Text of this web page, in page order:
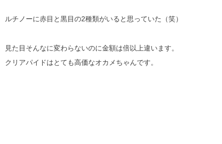
ルチノーに赤目と黒目の2種類がいると思っていた（笑）
見た目そんなに変わらないのに金額は倍以上違います。
クリアパイドはとても高価なオカメちゃんです。